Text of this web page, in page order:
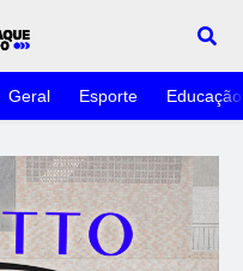
Geral Esporte Educação